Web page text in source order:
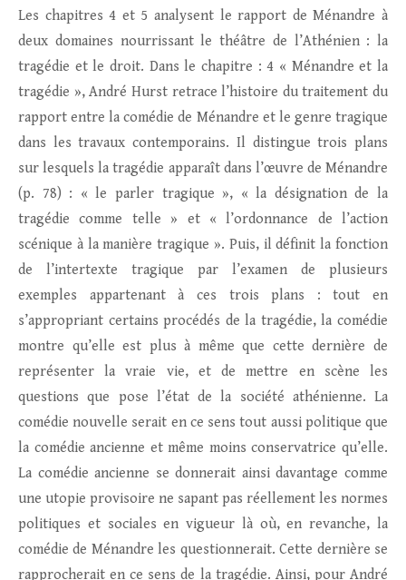
Les chapitres 4 et 5 analysent le rapport de Ménandre à
deux domaines nourrissant le théâtre de l’Athénien : la
tragédie et le droit. Dans le chapitre : 4 « Ménandre et la
tragédie », André Hurst retrace l’histoire du traitement du
rapport entre la comédie de Ménandre et le genre tragique
dans les travaux contemporains. Il distingue trois plans
sur lesquels la tragédie apparaît dans l’œuvre de Ménandre
(p. 78) : « le parler tragique », « la désignation de la
tragédie comme telle » et « l’ordonnance de l’action
scénique à la manière tragique ». Puis, il définit la fonction
de l’intertexte tragique par l’examen de plusieurs
exemples appartenant à ces trois plans : tout en
s’appropriant certains procédés de la tragédie, la comédie
montre qu’elle est plus à même que cette dernière de
représenter la vraie vie, et de mettre en scène les
questions que pose l’état de la société athénienne. La
comédie nouvelle serait en ce sens tout aussi politique que
la comédie ancienne et même moins conservatrice qu’elle.
La comédie ancienne se donnerait ainsi davantage comme
une utopie provisoire ne sapant pas réellement les normes
politiques et sociales en vigueur là où, en revanche, la
comédie de Ménandre les questionnerait. Cette dernière se
rapprocherait en ce sens de la tragédie. Ainsi, pour André